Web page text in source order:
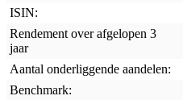
ISIN:
Rendement over afgelopen 3
jaar
Aantal onderliggende aandelen:
Benchmark: